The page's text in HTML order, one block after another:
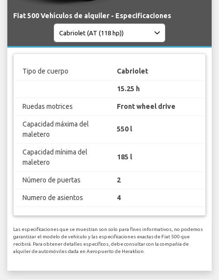
Fiat 500 Vehículos de alquiler - Especificaciones
Tipo de cuerpo Cabriolet
15.25 h
Ruedas motrices Front wheel drive
Capacidad máxima del
maletero
550 l
Capacidad mínima del
maletero
185 l
Número de puertas 2
Numero de asientos 4
Las especificaciones que se muestran son solo para fines informativos, no podemos
garantizar el modelo de vehículo y las especificaciones exactas de Fiat 500 que
recibirá. Para obtener detalles específicos, debe consultar con la compañía de
alquiler de automóviles dada en Aeropuerto de Heraklion.